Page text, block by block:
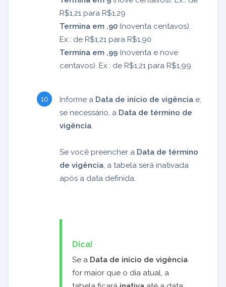
R$1,21 para R$1,29
Termina em ,90 (noventa centavos).
Ex.: de R$1,21 para R$1,90
Termina em ,99 (noventa e nove
centavos). Ex.: de R$1,21 para R$1,99
Informe a Data de início de vigência e,
se necessário, a Data de término de
vigência
Se você preencher a Data de término
de vigência , a tabela será inativada
após a data definida.
Dica!
Se a Data de início de vigência
for maior que o dia atual, a